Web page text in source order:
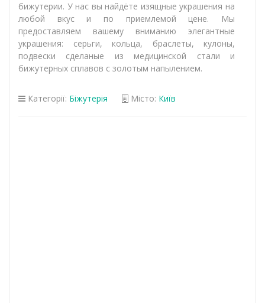
бижутерии. У нас вы найдёте изящные украшения на
любой вкус и по приемлемой цене. Мы
предоставляем вашему вниманию элегантные
украшения: серьги, кольца, браслеты, кулоны,
подвески сделаные из медицинской стали и
бижутерных сплавов с золотым напылением.
Категорії: Біжутерія Місто: Київ